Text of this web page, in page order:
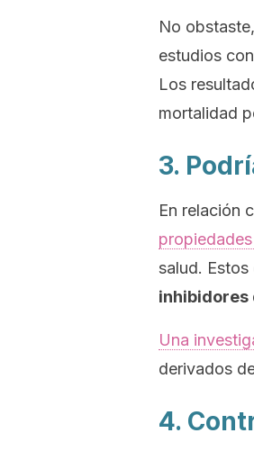
No
estudios
Los
mortalidad
3.
En relación
salud.
inhibidores
Una
derivados
4.